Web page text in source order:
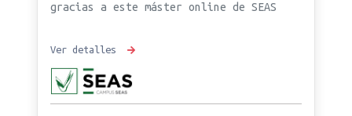
gracias a este máster online de SEAS
Ver detalles